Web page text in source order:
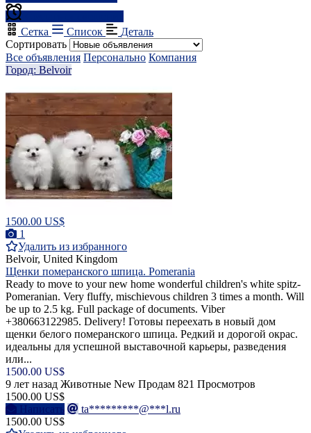
Сетка
Список
Деталь
Сортировать
Все объявления Персонально Компания
Город: Belvoir
1500.00 US$
1
Удалить из избранного
Belvoir, United Kingdom
Щенки померанского шпица. Pomerania
Ready to move to your­ new home wonderful c­hildren's white spitz­
Pomeranian. Very flu­ffy, mischievous chil­dren 3 times a month.­ Will
be up to 2.5 kg­. Full package of doc­uments. Viber
+380663122985.­ Delivery!­ Готовы переехать в новый дом
щенки белого померанского шпица. Редкий и дорогой окрас.
идеальны для успешной выставочной карьеры, разведения
или...
1500.00 US$
9 лет назад Животные New Продам 821 Просмотров
1500.00 US$
Написать
ta*********@***l.ru
1500.00 US$